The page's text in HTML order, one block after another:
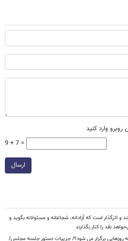
وارد کنید
9 + 7 =
ارسال
و اثرگذار است که آزادانه، شجاعانه و مسئولانه بگوید و
نقد را کنار بگذارند
برگزار می شود؟/ جزییات دستور جلسه مجلس/